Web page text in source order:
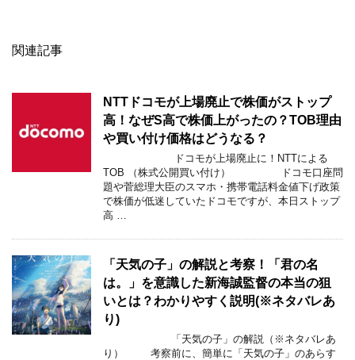
関連記事
NTTドコモが上場廃止で株価がストップ
高！なぜS高で株価上がったの？TOB理由
や買い付け価格はどうなる？
ドコモが上場廃止に！NTTによる
TOB （株式公開買い付け） ドコモ口座問
題や菅総理大臣のスマホ・携帯電話料金値下げ政策
で株価が低迷していたドコモですが、本日ストップ
高 …
「天気の子」の解説と考察！「君の名
は。」を意識した新海誠監督の本当の狙
いとは？わかりやすく説明(※ネタバレあ
り)
「天気の子」の解説（※ネタバレあ
り） 考察前に、簡単に「天気の子」のあらす